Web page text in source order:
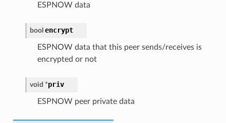
ESPNOW data
bool encrypt
ESPNOW data that this peer sends/receives is
encrypted or not
void *priv
ESPNOW peer private data